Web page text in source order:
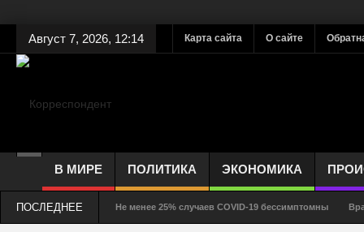
Август 7, 2026, 12:14 Карта сайта О сайте
В МИРЕ ПОЛИТИКА ЭКОНОМИКА
ПОСЛЕДНЕЕ Не менее 25% случаев COVID-19 бессимптомны